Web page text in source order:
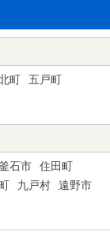
町
五戸町
石市
住田町
九戸村
遠野市